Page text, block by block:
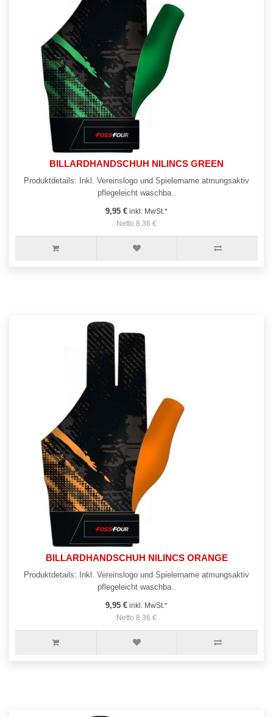
BILLARDHANDSCHUH NILINCS GREEN
Produktdetails: Inkl. Vereinslogo und Spielername atmungsaktiv
pflegeleicht waschba..
9,95 € inkl. MwSt.*
Netto 8,36 €
BILLARDHANDSCHUH NILINCS ORANGE
Produktdetails: Inkl. Vereinslogo und Spielername atmungsaktiv
pflegeleicht waschba..
9,95 € inkl. MwSt.*
Netto 8,36 €